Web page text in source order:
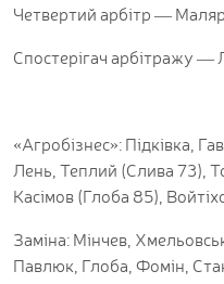
Четвертий арбітр —
Спостерігач арбітражу —
«Агробізнес»: Підківка,
Лень, Теплий (Слива 73),
Касімов (Глоба 85),
Заміна: Мінчев,
Павлюк, Глоба, Фомін,